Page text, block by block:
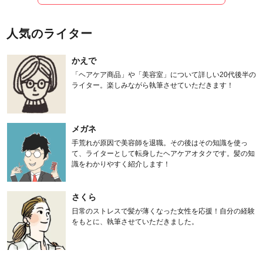
人気のライター
かえで
「ヘアケア商品」や「美容室」について詳しい20代後半の
ライター。楽しみながら執筆させていただきます！
メガネ
手荒れが原因で美容師を退職。その後はその知識を使っ
て、ライターとして転身したヘアケアオタクです。髪の知
識をわかりやすく紹介します！
さくら
日常のストレスで髪が薄くなった女性を応援！自分の経験
をもとに、執筆させていただきました。